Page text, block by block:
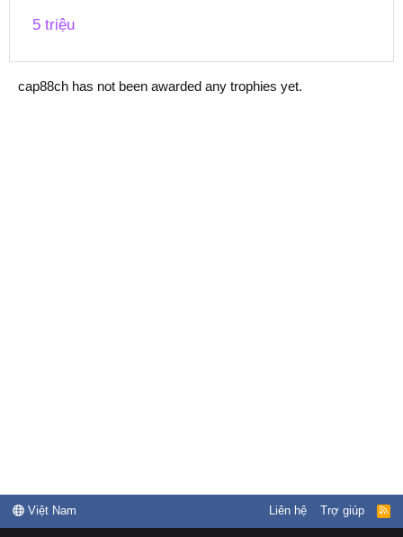
5 triệu
cap88ch has not been awarded any trophies yet.
Việt Nam Liên hệ Trợ giúp
R